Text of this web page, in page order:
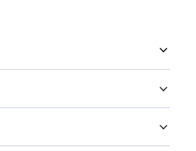
DEFINITION